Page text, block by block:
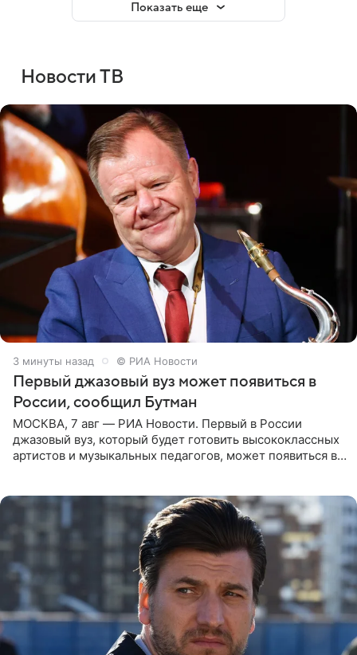
Показать еще
Новости ТВ
3 минуты назад © РИА Новости
Первый джазовый вуз может появиться в
России, сообщил Бутман
МОСКВА, 7 авг — РИА Новости. Первый в России
джазовый вуз, который будет готовить высококлассных
артистов и музыкальных педагогов, может появиться в